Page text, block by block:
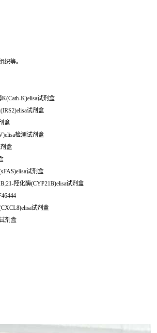
等。
K)elisa试剂盒
试剂盒
盒
检测试剂盒
盒
试剂盒
羟化酶(CYP21B)elisa试剂盒
试剂盒
剂盒